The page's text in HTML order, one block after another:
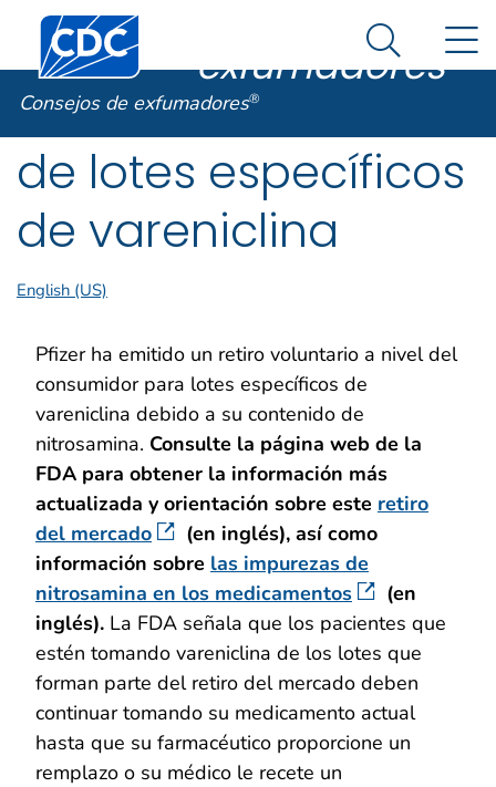
Un sitio oficial del Gobierno de Estados Unidos
Así es como usted puede verificarlo
Centros para el Control y la Prevención de
Consejos de
exfumadores®
Search
Consejos de exfumadores®
Retiro del mercado
de lotes específicos
de vareniclina
English (US)
Pfizer ha emitido un retiro voluntario a nivel del
consumidor para lotes específicos de
vareniclina debido a su contenido de
nitrosamina. Consulte la página web de la
FDA para obtener la información más
actualizada y orientación sobre este retiro
del mercado
(en inglés), así como
información sobre las impurezas de
nitrosamina en los medicamentos
(en
inglés). La FDA señala que los pacientes que
estén tomando vareniclina de los lotes que
forman parte del retiro del mercado deben
continuar tomando su medicamento actual
hasta que su farmacéutico proporcione un
remplazo o su médico le recete un